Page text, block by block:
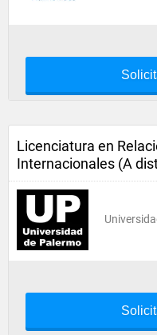
Licenciatura en
Internacionales (A